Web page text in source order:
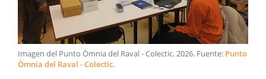
Imagen del Punto Òmnia del Raval - Colectic.2026. Fuente: Punto
Òmnia del Raval - Colectic.